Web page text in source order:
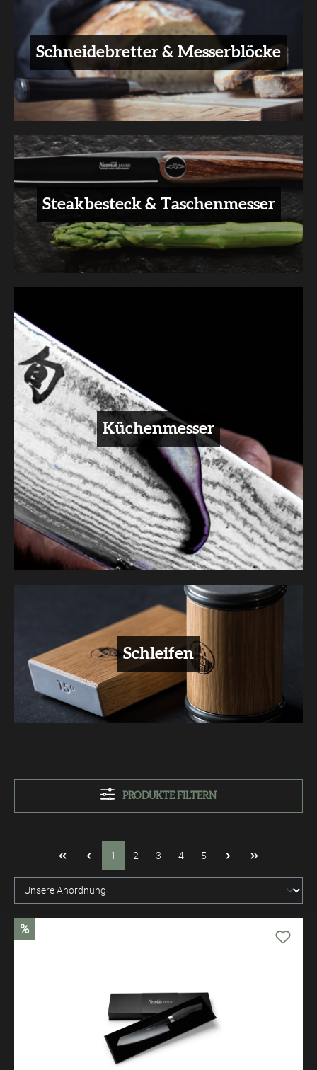
Schneidebretter & Messerblöcke
Steakbesteck & Taschenmesser
Küchenmesser
Schleifen
PRODUKTE FILTERN
1 2 3 4 5
%